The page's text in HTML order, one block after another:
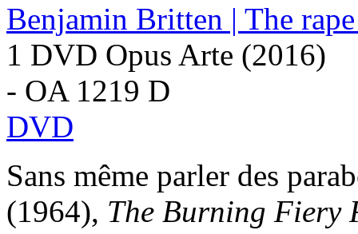
Benjamin Britten | The
1 DVD Opus Arte (2016)
- OA 1219 D
DVD
Sans même parler des
(1964), The Burning Fiery